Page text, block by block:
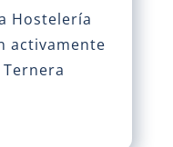
Hostelería
activamente